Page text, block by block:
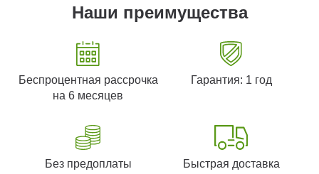
Наши преимущества
Беспроцентная рассрочка
на 6 месяцев
Гарантия: 1 год
Без предоплаты Быстрая доставка